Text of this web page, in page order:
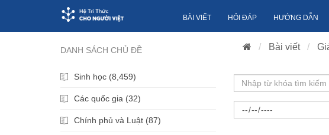
BÀI VIẾT HỎI ĐÁP HƯỚNG DẪN
DANH SÁCH CHỦ ĐỀ
Sinh học (8,459)
Các quốc gia (32)
Chính phủ và Luật (87)
Bài viết